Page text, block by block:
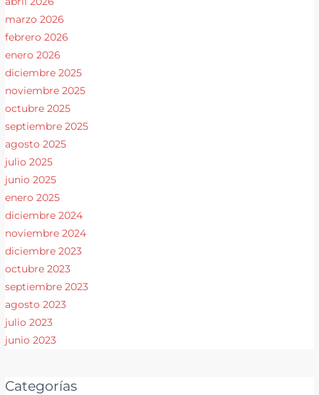
marzo 2026
febrero 2026
enero 2026
diciembre 2025
noviembre 2025
octubre 2025
septiembre 2025
agosto 2025
julio 2025
junio 2025
enero 2025
diciembre 2024
noviembre 2024
diciembre 2023
octubre 2023
septiembre 2023
agosto 2023
julio 2023
junio 2023
Categorías